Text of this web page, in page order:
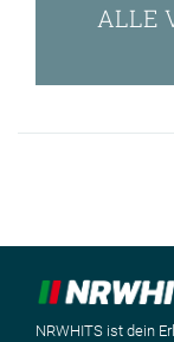
ALLE
NRWHITS ist dein